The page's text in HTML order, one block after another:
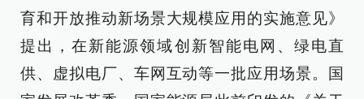
育和开放推动新场景大规模应用的实施意见》
提出，在新能源领域创新智能电网、绿电直
供、虚拟电厂、车网互动等一批应用场景。国